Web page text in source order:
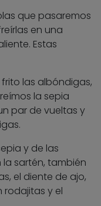
que pasaremos
en una
Estas
las albóndigas,
la sepia
par de vueltas y
y de las
sartén, también
el diente de ajo,
y el